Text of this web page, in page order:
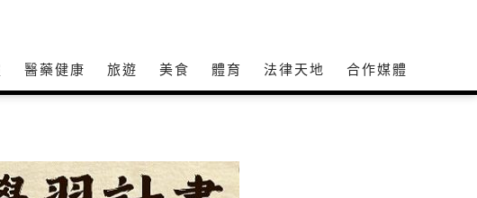
醫藥健康 旅遊 美食 體育 法律天地 合作媒體